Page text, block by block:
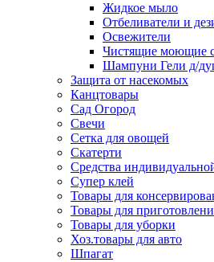
Жидкое мыло
Отбеливатели и
Освежители
Чистящие моющие
Шампуни Гели д/
Защита от насекомых
Канцтовары
Сад Огород
Свечи
Сетка для овощей
Скатерти
Средства
Супер клей
Товары для
Товары для
Товары для уборки
Хоз.товары для авто
Шпагат